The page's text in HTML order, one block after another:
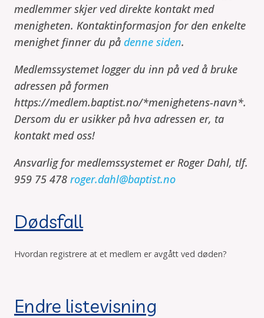
medlemmer skjer ved direkte kontakt med
menigheten. Kontaktinformasjon for den enkelte
menighet finner du på denne siden.
Medlemssystemet logger du inn på ved å bruke
adressen på formen
https://medlem.baptist.no/*menighetens-navn*.
Dersom du er usikker på hva adressen er, ta
kontakt med oss!
Ansvarlig for medlemssystemet erRoger Dahl, tlf.
959 75 478 roger.dahl@baptist.no
Dødsfall
Hvordan registrere at et medlem er avgått ved døden?
Endre listevisning